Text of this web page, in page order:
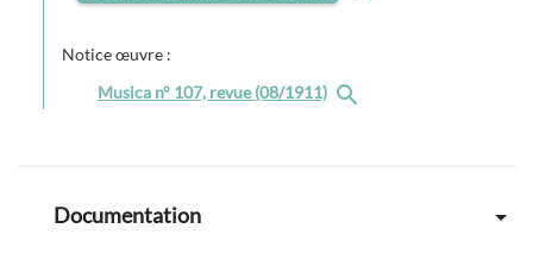
Notice œuvre :
Musica n° 107, revue (08/1911)
Documentation